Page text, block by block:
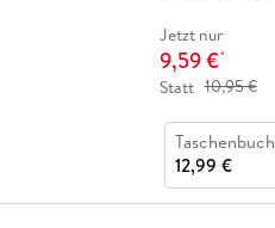
Jetzt nur
9,59 €*
Statt 10,95 €
Taschenbuch
12,99 €